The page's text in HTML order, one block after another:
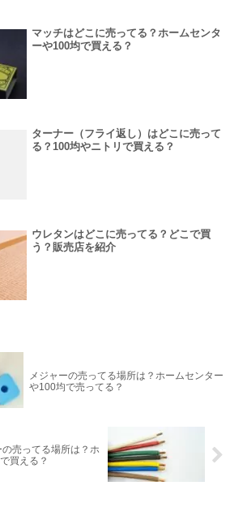
マッチはどこに売ってる？ホームセンタ
ーや100均で買える？
ターナー（フライ返し）はどこに売って
る？100均やニトリで買える？
ウレタンはどこに売ってる？どこで買
う？販売店を紹介
メジャーの売ってる場所は？ホームセンター
や100均で売ってる？
売ってる場所は？ホ
買える？